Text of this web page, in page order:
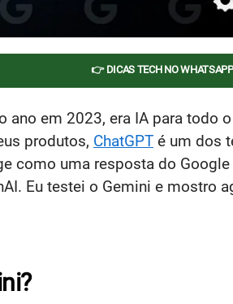
👉 DICAS TECH NO WHATSAPP
em 2023, era IA para todo
produtos, ChatGPT é um dos
como uma resposta do
Eu testei o Gemini e mostro